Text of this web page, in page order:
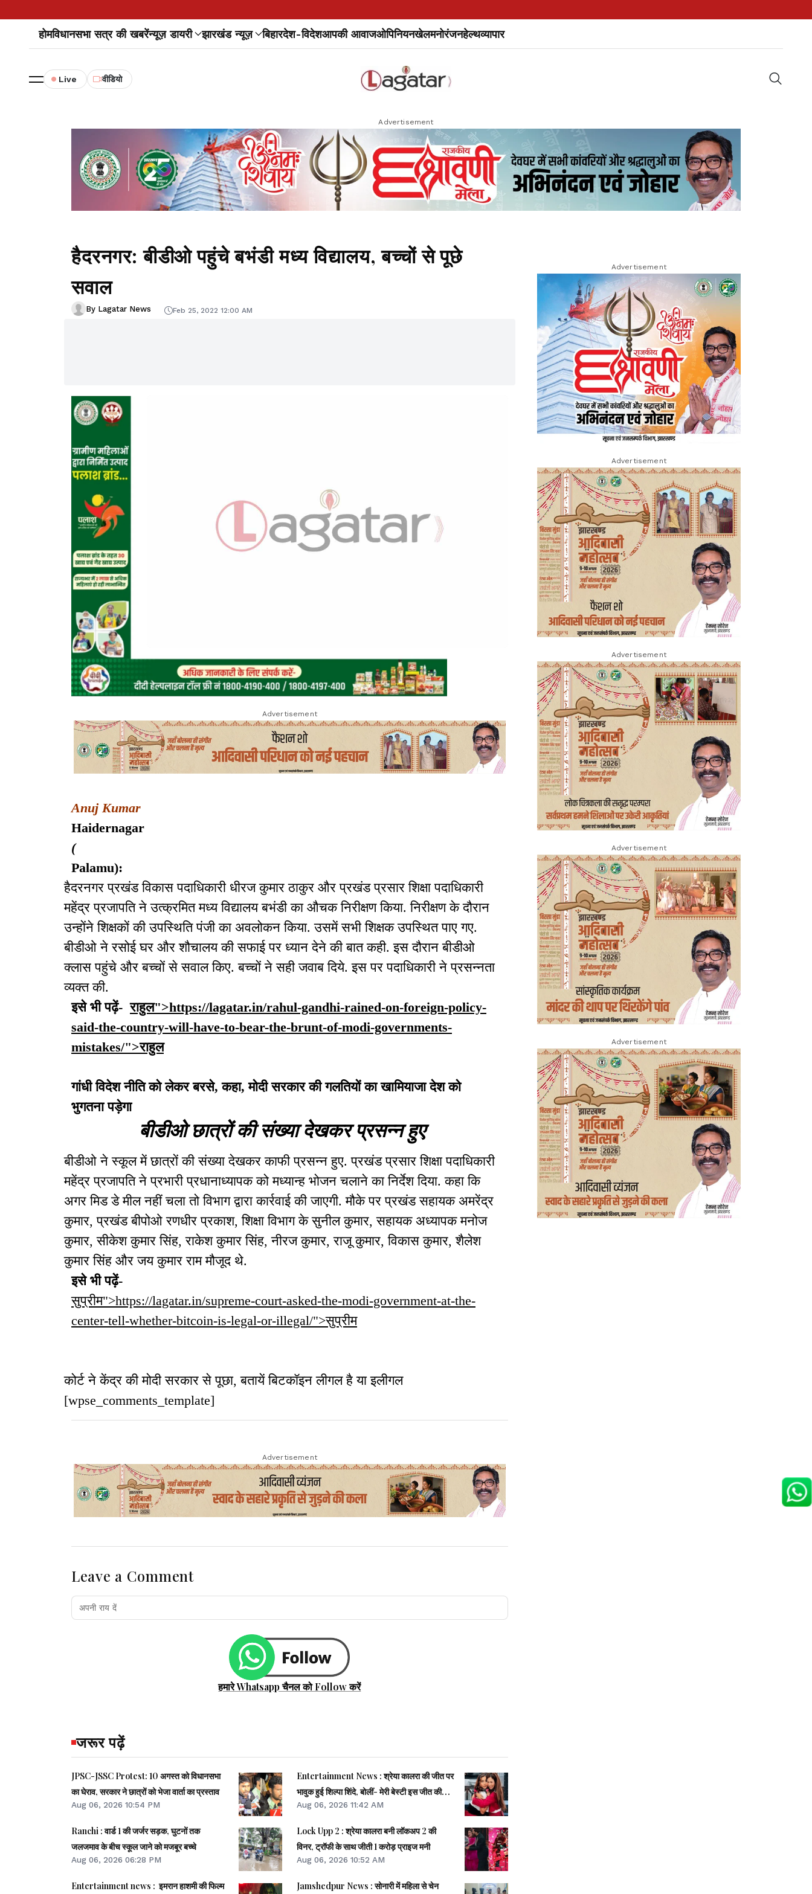
होमविधानसभा सत्र की खबरेंन्यूज़ डायरी झारखंड न्यूज़ बिहारदेश-विदेशआपकी आवाजओपिनियनखेलमनोरंजनहेल्थव्यापार
Live वीडियो
Advertisement
हैदरनगर: बीडीओ पहुंचे बभंडी मध्य विद्यालय, बच्चों से पूछे
सवाल
By Lagatar News Feb 25, 2022 12:00 AM
Advertisement
Anuj Kumar
Haidernagar
(
Palamu):
हैदरनगर प्रखंड विकास पदाधिकारी धीरज कुमार ठाकुर और प्रखंड प्रसार शिक्षा पदाधिकारी
महेंद्र प्रजापति ने उत्क्रमित मध्य विद्यालय बभंडी का औचक निरीक्षण किया. निरीक्षण के दौरान
उन्होंने शिक्षकों की उपस्थिति पंजी का अवलोकन किया. उसमें सभी शिक्षक उपस्थित पाए गए.
बीडीओ ने रसोई घर और शौचालय की सफाई पर ध्यान देने की बात कही. इस दौरान बीडीओ
क्लास पहुंचे और बच्चों से सवाल किए. बच्चों ने सही जवाब दिये. इस पर पदाधिकारी ने प्रसन्नता
व्यक्त की.
इसे भी पढ़ें-राहुल">https://lagatar.in/rahul-gandhi-rained-on-foreign-policy-
said-the-country-will-have-to-bear-the-brunt-of-modi-governments-
mistakes/">राहुल
गांधी विदेश नीति को लेकर बरसे, कहा, मोदी सरकार की गलतियों का खामियाजा देश को
भुगतना पड़ेगा
बीडीओ छात्रों की संख्या देखकर प्रसन्न हुए
बीडीओ ने स्कूल में छात्रों की संख्या देखकर काफी प्रसन्न हुए. प्रखंड प्रसार शिक्षा पदाधिकारी
महेंद्र प्रजापति ने प्रभारी प्रधानाध्यापक को मध्यान्ह भोजन चलाने का निर्देश दिया. कहा कि
अगर मिड डे मील नहीं चला तो विभाग द्वारा कार्रवाई की जाएगी. मौके पर प्रखंड सहायक अमरेंद्र
कुमार, प्रखंड बीपोओ रणधीर प्रकाश, शिक्षा विभाग के सुनील कुमार, सहायक अध्यापक मनोज
कुमार, सीकेश कुमार सिंह, राकेश कुमार सिंह, नीरज कुमार, राजू कुमार, विकास कुमार, शैलेश
कुमार सिंह और जय कुमार राम मौजूद थे.
इसे भी पढ़ें-
सुप्रीम">https://lagatar.in/supreme-court-asked-the-modi-government-at-the-
center-tell-whether-bitcoin-is-legal-or-illegal/">सुप्रीम
कोर्ट ने केंद्र की मोदी सरकार से पूछा, बतायें बिटकॉइन लीगल है या इलीगल
[wpse_comments_template]
Advertisement
Leave a Comment
हमारे Whatsapp चैनल को Follow करें
जरूर पढ़ें
JPSC-JSSC Protest: 10 अगस्त को विधानसभा
का घेराव, सरकार ने छात्रों को भेजा वार्ता का प्रस्ताव
Aug 06, 2026 10:54 PM
Ranchi : वार्ड 1 की जर्जर सड़क, घुटनों तक
जलजमाव के बीच स्कूल जाने को मजबूर बच्चे
Aug 06, 2026 06:28 PM
Entertainment news : इमरान हाशमी की फिल्म
Entertainment News : श्रेया कालरा की जीत पर
भावुक हुई शिल्पा शिंदे, बोलीं- मेरी बेस्टी इस जीत की
हकदार...
Aug 06, 2026 11:42 AM
Lock Upp 2 : श्रेया कालरा बनी लॉकअप 2 की
विनर, ट्रॉफी के साथ जीती 1 करोड़ प्राइज मनी
Aug 06, 2026 10:52 AM
Jamshedpur News : सोनारी में महिला से चेन
Advertisement
Advertisement
Advertisement
Advertisement
Advertisement